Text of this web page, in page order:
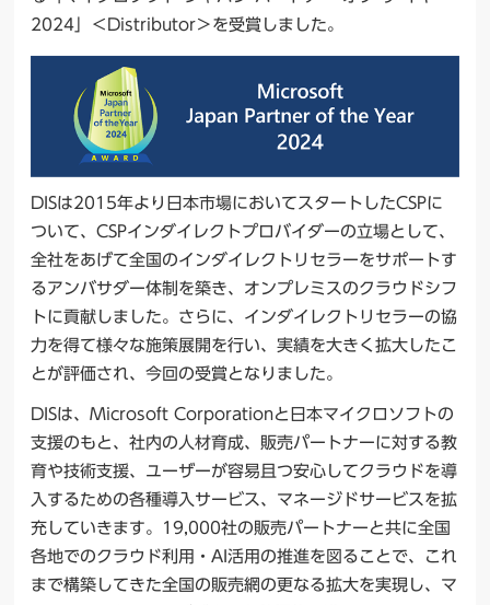
2024」＜Distributor＞を受賞しました。
DISは2015年より日本市場においてスタートしたCSPに
ついて、CSPインダイレクトプロバイダーの立場として、
全社をあげて全国のインダイレクトリセラーをサポートす
るアンバサダー体制を築き、オンプレミスのクラウドシフ
トに貢献しました。さらに、インダイレクトリセラーの協
力を得て様々な施策展開を行い、実績を大きく拡大したこ
とが評価され、今回の受賞となりました。
DISは、Microsoft Corporationと日本マイクロソフトの
支援のもと、社内の人材育成、販売パートナーに対する教
育や技術支援、ユーザーが容易且つ安心してクラウドを導
入するための各種導入サービス、マネージドサービスを拡
充していきます。19,000社の販売パートナーと共に全国
各地でのクラウド利用・AI活用の推進を図ることで、これ
まで構築してきた全国の販売網の更なる拡大を実現し、マ